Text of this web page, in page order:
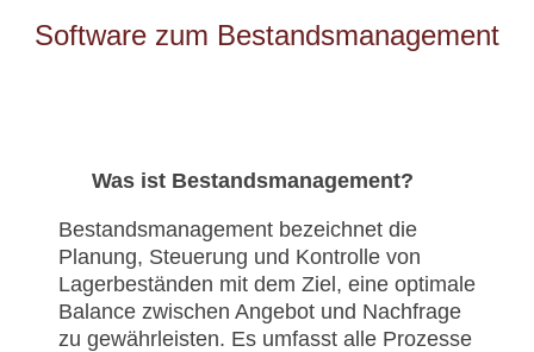
Software zum Bestandsmanagement
Was ist Bestandsmanagement?
Bestandsmanagement bezeichnet die
Planung, Steuerung und Kontrolle von
Lagerbeständen mit dem Ziel, eine optimale
Balance zwischen Angebot und Nachfrage
zu gewährleisten. Es umfasst alle Prozesse